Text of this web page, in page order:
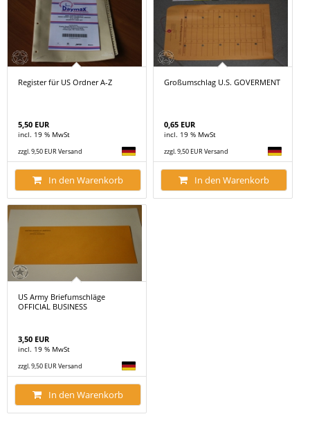
Register für US Ordner A-Z
5,50 EUR
incl. 19 % MwSt
zzgl. 9,50 EUR Versand
In den Warenkorb
Großumschlag U.S. GOVERMENT
0,65 EUR
incl. 19 % MwSt
zzgl. 9,50 EUR Versand
In den Warenkorb
US Army Briefumschläge
OFFICIAL BUSINESS
3,50 EUR
incl. 19 % MwSt
zzgl. 9,50 EUR Versand
In den Warenkorb